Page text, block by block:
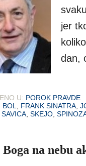
jer
dan,
U: POROK PRAVDE
BOL FRANK SINATRA
SAVICA SKEJO
Boga na nebu